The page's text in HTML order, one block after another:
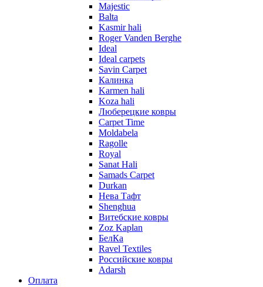
Majestic
Balta
Kasmir hali
Roger Vanden Berghe
Ideal
Ideal carpets
Savin Carpet
Калинка
Karmen hali
Koza hali
Люберецкие ковры
Carpet Time
Moldabela
Ragolle
Royal
Sanat Hali
Samads Carpet
Durkan
Нева Тафт
Shenghua
Витебские ковры
Zoz Kaplan
БелКа
Ravel Textiles
Российские ковры
Adarsh
Оплата